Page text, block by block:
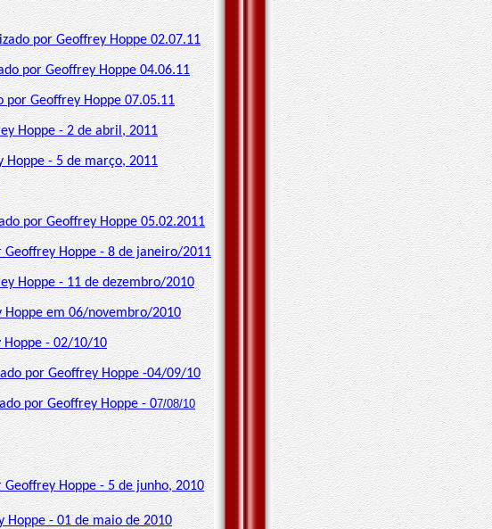
por Geoffrey Hoppe 02.07.11
por Geoffrey Hoppe 04.06.11
por Geoffrey Hoppe 07.05.11
Hoppe - 2 de abril, 2011
Hoppe - 5 de março, 2011
por Geoffrey Hoppe 05.02.2011
Geoffrey Hoppe - 8 de janeiro/2011
Hoppe - 11 de dezembro/2010
Hoppe em 06/novembro/2010
Hoppe - 02/10/10
por Geoffrey Hoppe -04/09/10
por Geoffrey Hoppe - 07/08/10
Hoppe - 5 de junho, 2010
Hoppe - 01 de maio de 2010